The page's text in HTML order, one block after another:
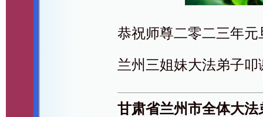
恭祝师尊二零二三年元
兰州三姐妹大法弟子
甘肃省兰州市全体大